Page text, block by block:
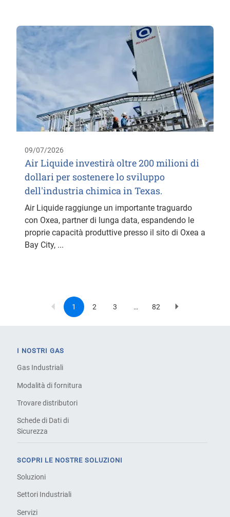
09/07/2026
Air Liquide investirà oltre 200 milioni di
dollari per sostenere lo sviluppo
dell'industria chimica in Texas.
Air Liquide raggiunge un importante traguardo
con Oxea, partner di lunga data, espandendo le
proprie capacità produttive presso il sito di Oxea a
Bay City, ...
Current
page
1 Page
2 Page
3 …
Last
82
Next
I NOSTRI GAS
Gas Industriali
Modalità di fornitura
Trovare distributori
Schede di Dati di
Sicurezza
SCOPRI LE NOSTRE SOLUZIONI
Soluzioni
Settori Industriali
Servizi